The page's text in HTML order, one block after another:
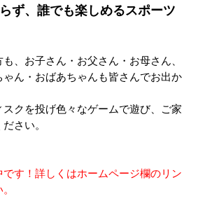
ず、誰でも楽しめるスポーツ
、お子さん・お父さん・お母さん、
ゃん・おばあちゃんも皆さんでお出か
クを投げ色々なゲームで遊び、ご家
さい。
す！詳しくはホームページ欄のリン